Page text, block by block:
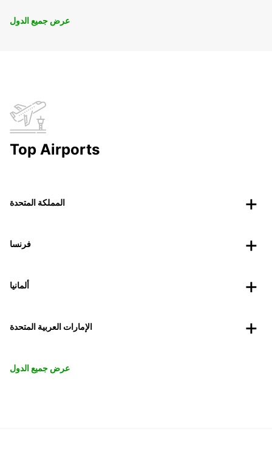
عرض جميع الدول
Top Airports
المملكة المتحدة
فرنسا
ألمانيا
الإمارات العربية المتحدة
عرض جميع الدول